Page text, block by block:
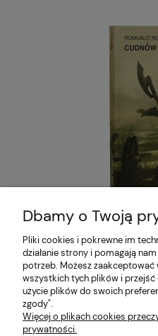
Cudnów 1660 Romuald
[Historyczne Bitwy / 2008]
Dbamy o Twoją
Pliki cookies i pokrewne im
działanie strony i pomagają
potrzeb. Możesz zaakceptować
wszystkich tych plików i
użycie plików do swoich
zgody".
Więcej o plikach cookies
prywatności.